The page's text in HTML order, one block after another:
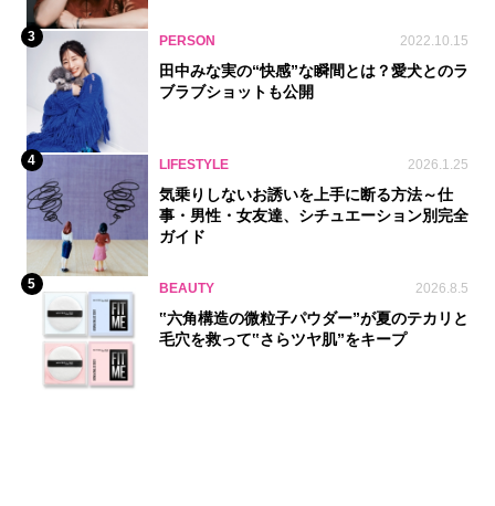
3 PERSON 2022.10.15
田中みな実の“快感”な瞬間とは？愛犬とのラ
ブラブショットも公開
4 LIFESTYLE 2026.1.25
気乗りしないお誘いを上手に断る方法～仕
事・男性・女友達、シチュエーション別完全
ガイド
5 BEAUTY 2026.8.5
‟六角構造の微粒子パウダー”が夏のテカリと
毛穴を救って‟さらツヤ肌”をキープ